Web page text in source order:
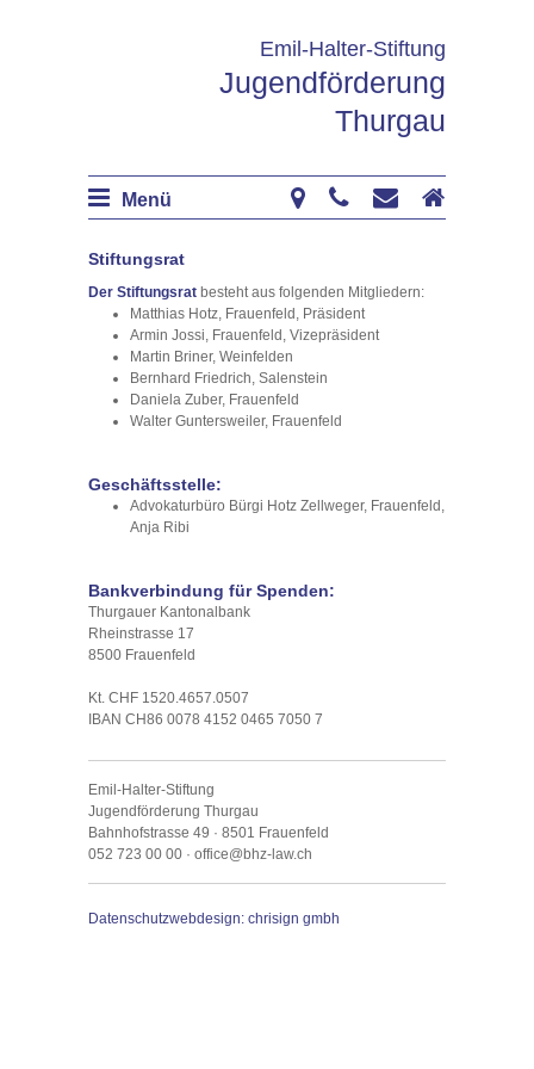
Emil-Halter-Stiftung
Jugendförderung
Thurgau
Menü
Stiftungsrat
Der Stiftungsrat besteht aus folgenden Mitgliedern:
Matthias Hotz, Frauenfeld, Präsident
Armin Jossi, Frauenfeld, Vizepräsident
Martin Briner, Weinfelden
Bernhard Friedrich, Salenstein
Daniela Zuber, Frauenfeld
Walter Guntersweiler, Frauenfeld
Geschäftsstelle:
Advokaturbüro Bürgi Hotz Zellweger, Frauenfeld,
Anja Ribi
Bankverbindung für Spenden:
Thurgauer Kantonalbank
Rheinstrasse 17
8500 Frauenfeld
Kt. CHF 1520.4657.0507
IBAN CH86 0078 4152 0465 7050 7
Emil-Halter-Stiftung
Jugendförderung Thurgau
Bahnhofstrasse 49 · 8501 Frauenfeld
052 723 00 00 · office@bhz-law.ch
Datenschutzwebdesign: chrisign gmbh